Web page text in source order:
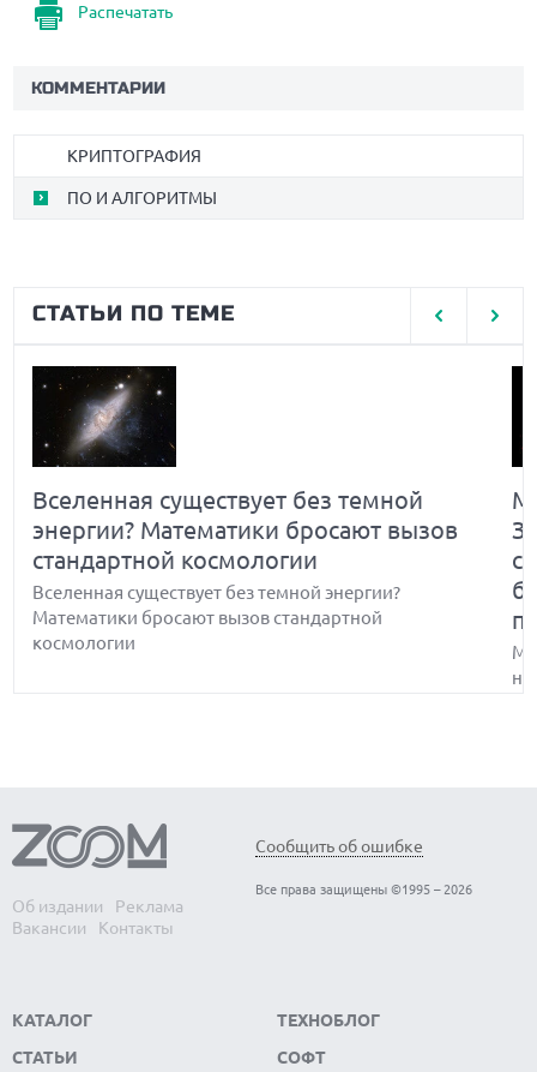
Распечатать
КОММЕНТАРИИ
КРИПТОГРАФИЯ
ПО И АЛГОРИТМЫ
СТАТЬИ ПО ТЕМЕ
Вселенная существует без темной
энергии? Математики бросают вызов
стандартной космологии
Вселенная существует без темной энергии?
Математики бросают вызов стандартной
космологии
не
Какие простейшие головоломки не
может решить ИИ и почему
Какие простейшие головоломки не может решить
ИИ и почему
Об издании
Реклама
Вакансии
Контакты
Сообщить об ошибке
Все права защищены ©1995 – 2026
КАТАЛОГ
СТАТЬИ
ТЕХНОБЛОГ
СОФТ